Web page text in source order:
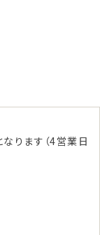
ります（4営業日